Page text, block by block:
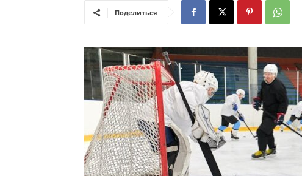
Поделиться